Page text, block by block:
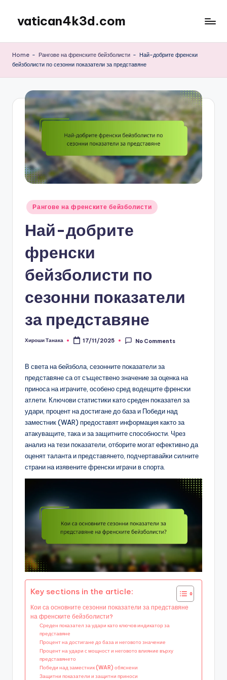
content
vatican4k3d.com
Home - Рангове на френските бейзболисти - Най-добрите френски
бейзболисти по сезонни показатели за представяне
Posted
in
Рангове на френските бейзболисти
Най-добрите
френски
бейзболисти по
сезонни показатели
за представяне
Posted
Хироши Танака 17/11/2025 No Comments
В света на бейзбола, сезонните показатели за
представяне са от съществено значение за оценка на
приноса на играчите, особено сред водещите френски
атлети. Ключови статистики като среден показател за
удари, процент на достигане до база и Победи над
заместник (WAR) предоставят информация както за
атакуващите, така и за защитните способности. Чрез
анализ на тези показатели, отборите могат ефективно да
оценят таланта и представянето, подчертавайки силните
страни на изявените френски играчи в спорта.
Key sections in the article:
Кои са основните сезонни показатели за представяне
на френските бейзболисти?
Среден показател за удари като ключов индикатор за
представяне
Процент на достигане до база и неговото значение
Процент на удари с мощност и неговото влияние върху
представянето
Победи над заместник (WAR) обяснени
Защитни показатели и защитни приноси